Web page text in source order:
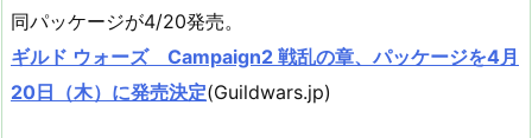
同パッケージが4/20発売。
ギルド ウォーズ Campaign2 戦乱の章、パッケージを4月
20日（木）に発売決定(Guildwars.jp)